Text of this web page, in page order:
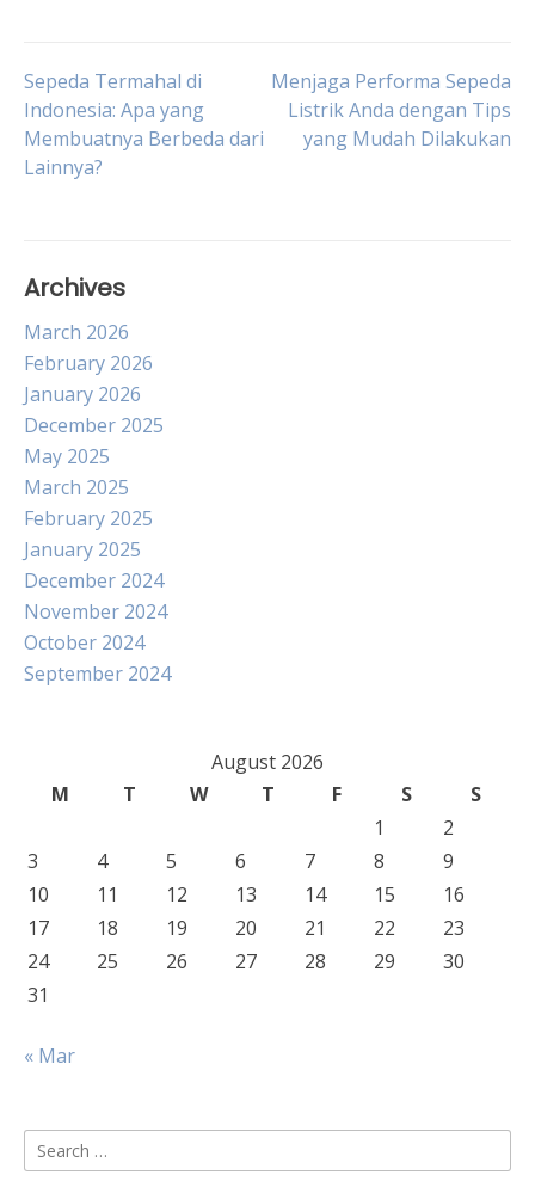
Post
navigation
Sepeda Termahal di
Indonesia: Apa yang
Membuatnya Berbeda dari
Lainnya?
Menjaga Performa Sepeda
Listrik Anda dengan Tips
yang Mudah Dilakukan
Archives
March 2026
February 2026
January 2026
December 2025
May 2025
March 2025
February 2025
January 2025
December 2024
November 2024
October 2024
September 2024
August 2026
M
T W T F S
S
1
2
3
4 5 6 7 8
9
10
11 12 13 14 15
16
17
18 19 20 21 22
23
24
25 26 27 28 29
30
31
« Mar
Search
for: